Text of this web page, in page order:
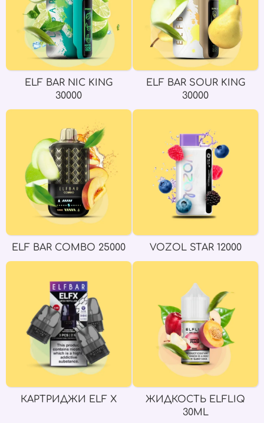
ELF BAR NIC KING
30000
ELF BAR SOUR KING
30000
ELF BAR COMBO 25000 VOZOL STAR 12000
КАРТРИДЖИ ELF X
ЖИДКОСТЬ ELFLIQ
30ML